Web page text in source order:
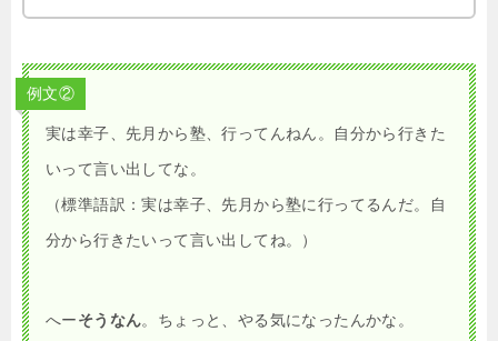
例文②
実は幸子、先月から塾、行ってんねん。自分から行きた
いって言い出してな。
（標準語訳：実は幸子、先月から塾に行ってるんだ。自
分から行きたいって言い出してね。）
へーそうなん。ちょっと、やる気になったんかな。